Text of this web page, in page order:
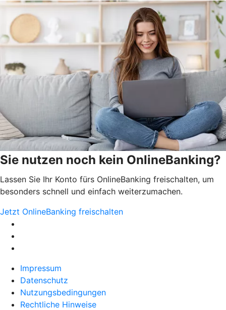
Sie nutzen noch kein OnlineBanking?
Lassen Sie Ihr Konto fürs OnlineBanking freischalten, um
besonders schnell und einfach weiterzumachen.
Jetzt OnlineBanking freischalten
Impressum
Datenschutz
Nutzungsbedingungen
Rechtliche Hinweise